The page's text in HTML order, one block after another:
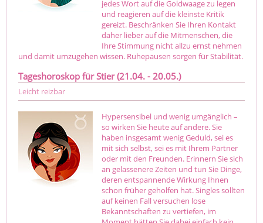
jedes Wort auf die Goldwaage zu legen
und reagieren auf die kleinste Kritik
gereizt. Beschränken Sie Ihren Kontakt
daher lieber auf die Mitmenschen, die
Ihre Stimmung nicht allzu ernst nehmen
und damit umzugehen wissen. Ruhepausen sorgen für Stabilität.
Tageshoroskop für Stier (21.04. - 20.05.)
Leicht reizbar
Hypersensibel und wenig umgänglich –
so wirken Sie heute auf andere. Sie
haben insgesamt wenig Geduld, sei es
mit sich selbst, sei es mit Ihrem Partner
oder mit den Freunden. Erinnern Sie sich
an gelassenere Zeiten und tun Sie Dinge,
deren entspannende Wirkung Ihnen
schon früher geholfen hat. Singles sollten
auf keinen Fall versuchen lose
Bekanntschaften zu vertiefen, im